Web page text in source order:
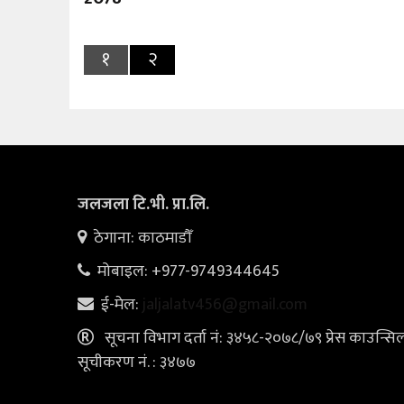
१
२
जलजला टि.भी. प्रा.लि.
ठेगाना: काठमाडौँ
मोबाइल: +977-9749344645
ई-मेल: jaljalatv456@gmail.com
सूचना विभाग दर्ता नं: ३४५८-२०७८/७९ प्रेस
सूचीकरण नं. : ३४७७